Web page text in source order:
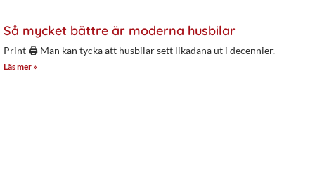
Så mycket bättre är moderna husbilar
Print 🖨 Man kan tycka att husbilar sett likadana ut i decennier.
Läs mer »